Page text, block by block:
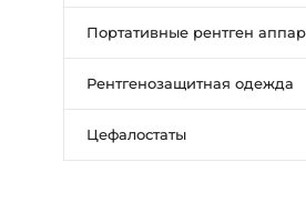
Портативные рентген
Рентгенозащитная одежда
Цефалостаты